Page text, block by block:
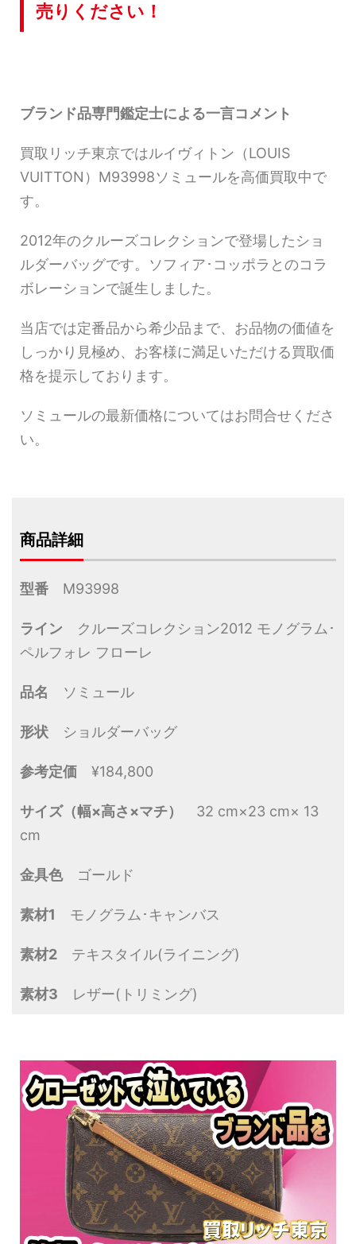
売りください！
ブランド品専門鑑定士による一言コメント
買取リッチ東京ではルイヴィトン（LOUIS
VUITTON）M93998ソミュールを高価買取中で
す。
2012年のクルーズコレクションで登場したショ
ルダーバッグです。ソフィア･コッポラとのコラ
ボレーションで誕生しました。
当店では定番品から希少品まで、お品物の価値を
しっかり見極め、お客様に満足いただける買取価
格を提示しております。
ソミュールの最新価格についてはお問合せくださ
い。
商品詳細
型番 M93998
ライン クルーズコレクション2012 モノグラム･
ペルフォレ フローレ
品名 ソミュール
形状 ショルダーバッグ
参考定価 ¥184,800
サイズ（幅×高さ×マチ）
32 cm×23 cm× 13
cm
金具色ゴールド
素材1 モノグラム･キャンバス
素材2 テキスタイル(ライニング)
素材3 レザー(トリミング)